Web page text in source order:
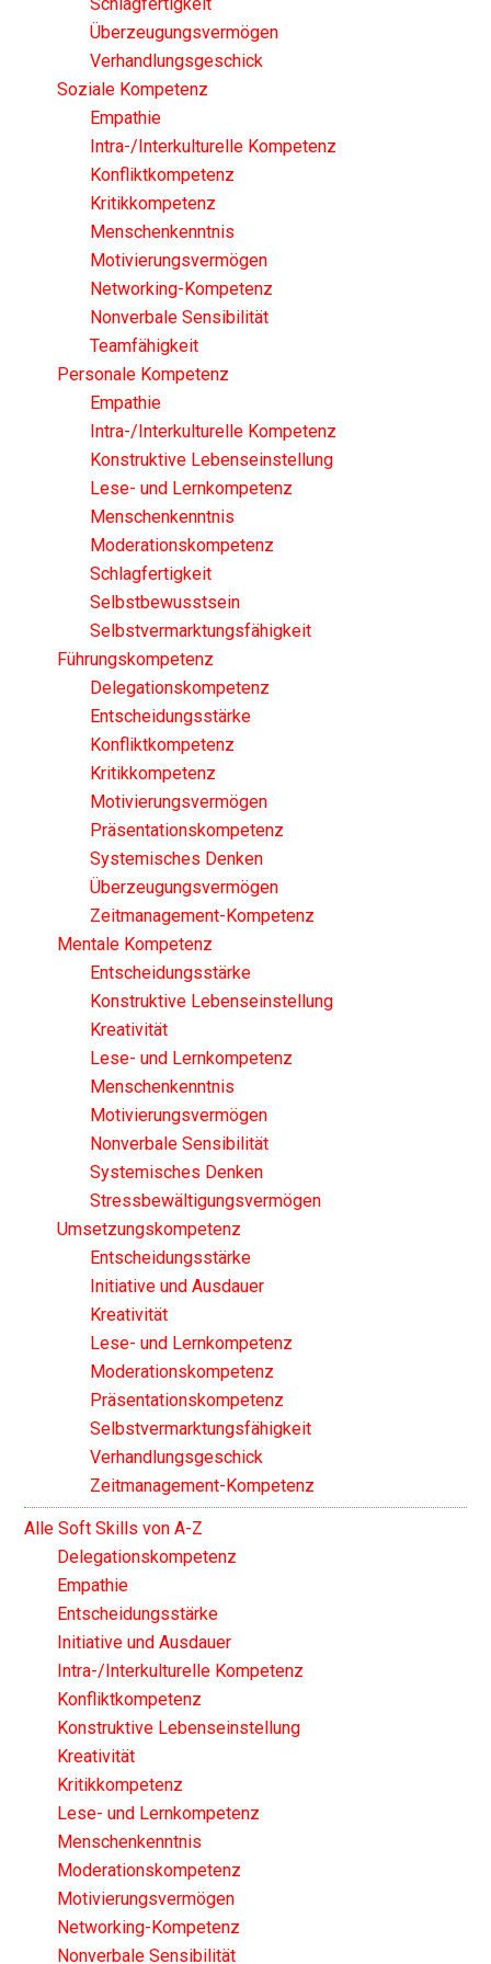
Überzeugungsvermögen
Verhandlungsgeschick
Soziale Kompetenz
Empathie
Intra-/Interkulturelle Kompetenz
Konfliktkompetenz
Kritikkompetenz
Menschenkenntnis
Motivierungsvermögen
Networking-Kompetenz
Nonverbale Sensibilität
Teamfähigkeit
Personale Kompetenz
Empathie
Intra-/Interkulturelle Kompetenz
Konstruktive Lebenseinstellung
Lese- und Lernkompetenz
Menschenkenntnis
Moderationskompetenz
Schlagfertigkeit
Selbstbewusstsein
Selbstvermarktungsfähigkeit
Führungskompetenz
Delegationskompetenz
Entscheidungsstärke
Konfliktkompetenz
Kritikkompetenz
Motivierungsvermögen
Präsentationskompetenz
Systemisches Denken
Überzeugungsvermögen
Zeitmanagement-Kompetenz
Mentale Kompetenz
Entscheidungsstärke
Konstruktive Lebenseinstellung
Kreativität
Lese- und Lernkompetenz
Menschenkenntnis
Motivierungsvermögen
Nonverbale Sensibilität
Systemisches Denken
Stressbewältigungsvermögen
Umsetzungskompetenz
Entscheidungsstärke
Initiative und Ausdauer
Kreativität
Lese- und Lernkompetenz
Moderationskompetenz
Präsentationskompetenz
Selbstvermarktungsfähigkeit
Verhandlungsgeschick
Zeitmanagement-Kompetenz
Alle Soft Skills von A-Z
Delegationskompetenz
Empathie
Entscheidungsstärke
Initiative und Ausdauer
Intra-/Interkulturelle Kompetenz
Konfliktkompetenz
Konstruktive Lebenseinstellung
Kreativität
Kritikkompetenz
Lese- und Lernkompetenz
Menschenkenntnis
Moderationskompetenz
Motivierungsvermögen
Networking-Kompetenz
Nonverbale Sensibilität